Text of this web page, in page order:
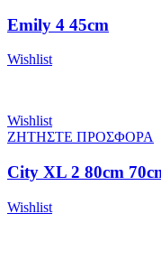
Emily 4 45cm
Wishlist
Wishlist
ΖΗΤΗΣΤΕ ΠΡΟΣΦΟΡΑ
City XL 2 80cm
Wishlist